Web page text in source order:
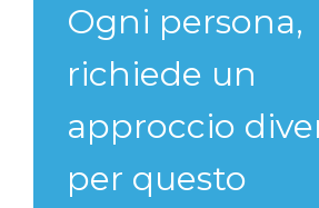
Ogni persona,
richiede un
approccio
per questo